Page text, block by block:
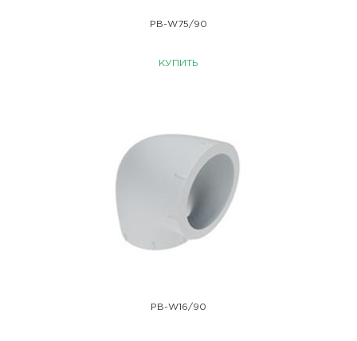
PB-W75/90
КУПИТЬ
PB-W16/90